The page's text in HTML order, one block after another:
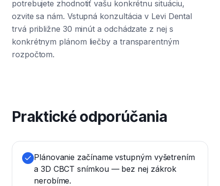
potrebujete zhodnotiť vašu konkrétnu situáciu,
ozvite sa nám. Vstupná konzultácia v Levi Dental
trvá približne 30 minút a odchádzate z nej s
konkrétnym plánom liečby a transparentným
rozpočtom.
Praktické odporúčania
Plánovanie začíname vstupným vyšetrením
a 3D CBCT snímkou — bez nej zákrok
nerobíme.